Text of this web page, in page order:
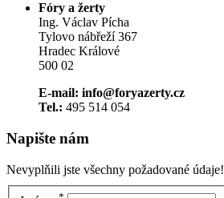
Fóry a žerty
Ing. Václav Pícha
Tylovo nábřeží 367
Hradec Králové
500 02
E-mail: info@foryazerty.cz
Tel.: 495 514 054
Napište nám
Nevyplňili jste všechny požadované údaje!